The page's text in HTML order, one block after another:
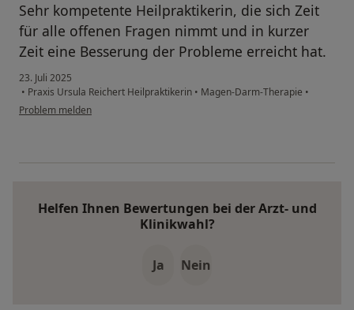
Sehr kompetente Heilpraktikerin, die sich Zeit
für alle offenen Fragen nimmt und in kurzer
Zeit eine Besserung der Probleme erreicht hat.
23. Juli 2025
• Praxis Ursula Reichert Heilpraktikerin • Magen-Darm-Therapie •
Problem melden
Helfen Ihnen Bewertungen bei der Arzt- und
Klinikwahl?
Ja Nein